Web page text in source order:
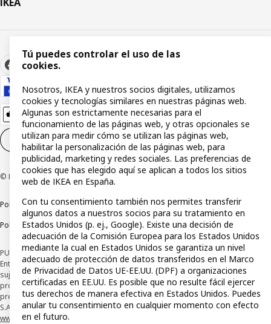
Configuración de cookies ES
© Inter IKEA Systems B.V 1999-2026
Política de privacidadPolítica de cookiesTérminos y condiciones
Política de divulgación responsable
PUBLICIDAD: *Financiación a través de la tarjeta IKEA VISA emitida por la
Entidad de Pago híbrida CaixaBank Payments & Consumer, E.F.C., E.P., S.A.U., y
sujeta a su organización. La entidad ha escogido como sistema de
protección de los fondos recibidos de usuarios de servicios de pago que
presta su depósito en una cuenta bancaria separada abierta en CaixaBank,
S.A. Conoce más acerca de las formas de pago de tu tarjeta aquí:
www.caixabankpc.com/es/productos
Tú puedes controlar el uso de las
cookies.
Nosotros, IKEA y nuestros socios digitales, utilizamos
cookies y tecnologías similares en nuestras páginas web.
Algunas son estrictamente necesarias para el
funcionamiento de las páginas web, y otras opcionales se
utilizan para medir cómo se utilizan las páginas web,
habilitar la personalización de las páginas web, para
publicidad, marketing y redes sociales. Las preferencias de
cookies que has elegido aquí se aplican a todos los sitios
web de IKEA en España.
Con tu consentimiento también nos permites transferir
algunos datos a nuestros socios para su tratamiento en
Estados Unidos (p. ej., Google). Existe una decisión de
adecuación de la Comisión Europea para los Estados Unidos
mediante la cual en Estados Unidos se garantiza un nivel
adecuado de protección de datos transferidos en el Marco
de Privacidad de Datos UE-EE.UU. (DPF) a organizaciones
certificadas en EE.UU. Es posible que no resulte fácil ejercer
tus derechos de manera efectiva en Estados Unidos. Puedes
anular tu consentimiento en cualquier momento con efecto
en el futuro.